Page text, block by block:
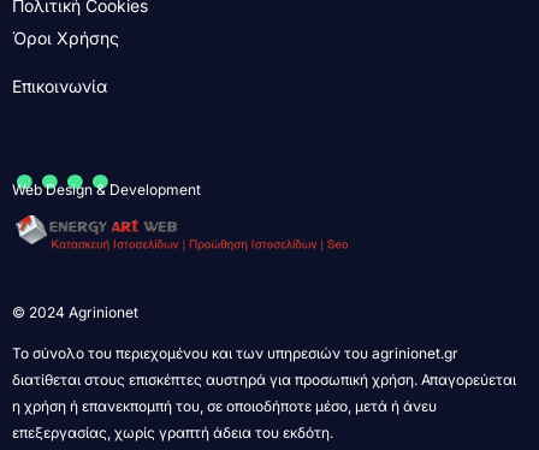
Πολιτική Cookies
Όροι Χρήσης
Επικοινωνία
....
Web Design & Development
© 2024 Agrinionet
Το σύνολο του περιεχομένου και των υπηρεσιών του agrinionet.gr
διατίθεται στους επισκέπτες αυστηρά για προσωπική χρήση. Απαγορεύεται
η χρήση ή επανεκπομπή του, σε οποιοδήποτε μέσο, μετά ή άνευ
επεξεργασίας, χωρίς γραπτή άδεια του εκδότη.